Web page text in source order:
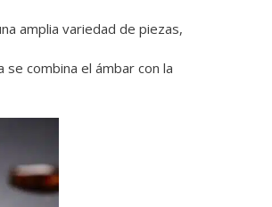
amplia variedad de piezas,
se combina el ámbar con la